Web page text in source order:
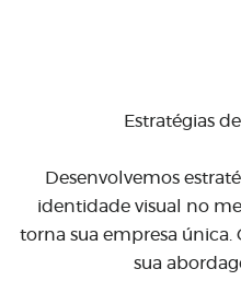
Estratégias
Desenvolvemos
identidade visual no
torna sua empresa
sua